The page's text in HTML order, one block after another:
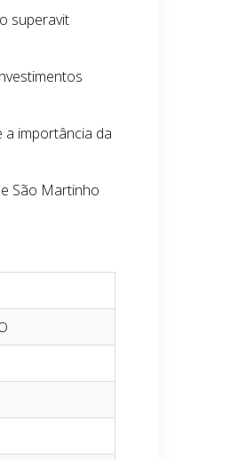
superavit
a importância da
São Martinho